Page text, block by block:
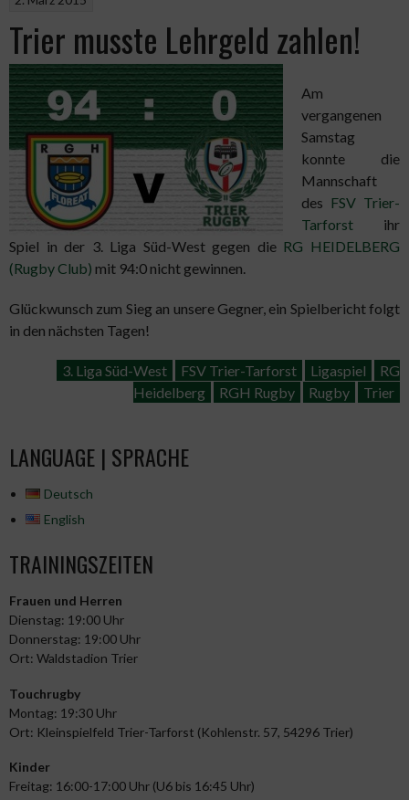
Trier musste Lehrgeld zahlen!
Am
vergangenen
Samstag
konnte die
Mannschaft
des FSV Trier-
Tarforst ihr
Spiel in der 3. Liga Süd-West gegen die RG HEIDELBERG
(Rugby Club) mit 94:0 nicht gewinnen.
Glückwunsch zum Sieg an unsere Gegner, ein Spielbericht folgt
in den nächsten Tagen!
3. Liga Süd-West FSV Trier-Tarforst Ligaspiel
RG
Heidelberg
RGH Rugby Rugby Trier
LANGUAGE | SPRACHE
Deutsch
English
TRAININGSZEITEN
Frauen und Herren
Dienstag: 19:00 Uhr
Donnerstag: 19:00 Uhr
Ort: Waldstadion Trier
Touchrugby
Montag: 19:30 Uhr
Ort: Kleinspielfeld Trier-Tarforst (Kohlenstr. 57, 54296 Trier)
Kinder
Freitag: 16:00-17:00 Uhr (U6 bis 16:45 Uhr)